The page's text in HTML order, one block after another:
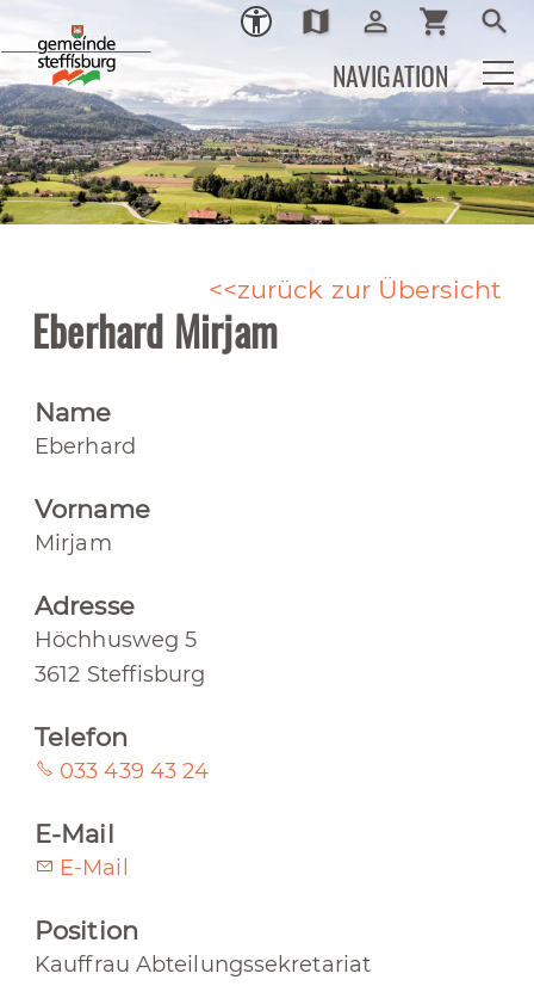
Ortsplan
map Login
person_outline shopping_cart search
NAVIGATION
zurück zur Übersicht
Eberhard Mirjam
Name
Eberhard
Vorname
Mirjam
Adresse
Höchhusweg 5
3612 Steffisburg
Telefon
033 439 43 24
E-Mail
E-Mail
Position
Kauffrau Abteilungssekretariat